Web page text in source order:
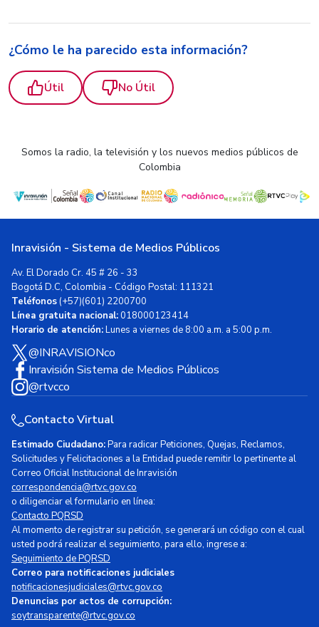
¿Cómo le ha parecido esta información?
Útil No Útil
Somos la radio, la televisión y los nuevos medios públicos de
Colombia
Inravisión - Sistema de Medios Públicos
Av. El Dorado Cr. 45 # 26 - 33
Bogotá D.C, Colombia - Código Postal: 111321
Teléfonos(+57)(601) 2200700
Línea gratuita nacional:018000123414
Horario de atención:Lunes a viernes de 8:00 a.m. a 5:00 p.m.
@INRAVISIONco
Inravisión Sistema de Medios Públicos
@rtvcco
Contacto Virtual
Estimado Ciudadano:Para radicar Peticiones, Quejas, Reclamos,
Solicitudes y Felicitaciones a la Entidad puede remitir lo pertinente al
Correo Oficial Institucional de Inravisión
correspondencia@rtvc.gov.co
o diligenciar el formulario en línea:
Contacto PQRSD
Al momento de registrar su petición, se generará un código con el cual
usted podrá realizar el seguimiento, para ello, ingrese a:
Seguimiento de PQRSD
Correo para notificaciones judiciales
notificacionesjudiciales@rtvc.gov.co
Denuncias por actos de corrupción:
soytransparente@rtvc.gov.co